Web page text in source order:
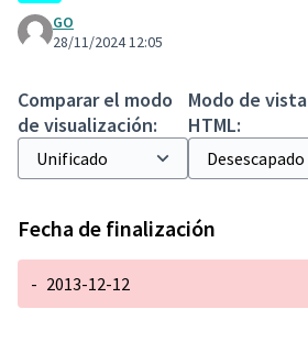
GO
28/11/2024 12:05
Comparar el modo
de visualización:
Modo de vista
HTML:
Fecha de finalización
- 2013-12-12